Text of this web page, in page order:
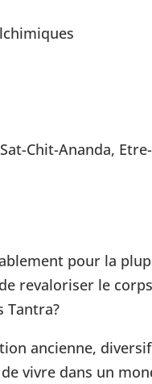
Chit-Ananda,
pour la
revaloriser le
Tantra?
ancienne,
vivre dans un